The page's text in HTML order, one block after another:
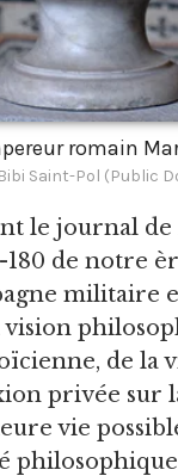
romain
Bibi Saint-Pol (Public
le journal
180 de notre
militaire
de la
privée sur
vie